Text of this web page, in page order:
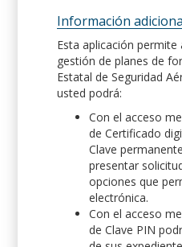
Información
Esta aplicación
gestión de planes de
Estatal de Seguridad
usted podrá:
Con el acceso
de Certificado
Clave
presentar
opciones que
electrónica.
Con el acceso
de Clave PIN